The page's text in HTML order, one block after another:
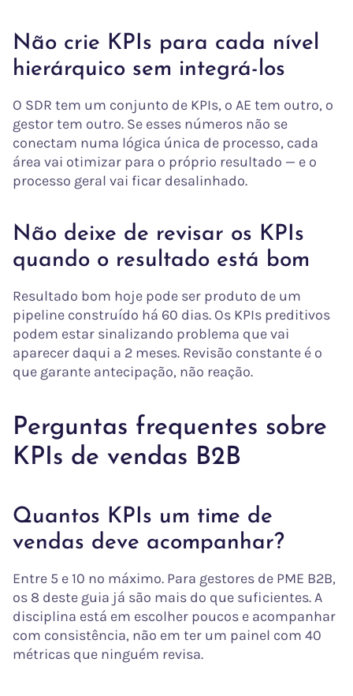
Não crie KPIs para cada nível
hierárquico sem integrá-los
O SDR tem um conjunto de KPIs, o AE tem outro, o
gestor tem outro. Se esses números não se
conectam numa lógica única de processo, cada
área vai otimizar para o próprio resultado — e o
processo geral vai ficar desalinhado.
Não deixe de revisar os KPIs
quando o resultado está bom
Resultado bom hoje pode ser produto de um
pipeline construído há 60 dias. Os KPIs preditivos
podem estar sinalizando problema que vai
aparecer daqui a 2 meses. Revisão constante é o
que garante antecipação, não reação.
Perguntas frequentes sobre
KPIs de vendas B2B
Quantos KPIs um time de
vendas deve acompanhar?
Entre 5 e 10 no máximo. Para gestores de PME B2B,
os 8 deste guia já são mais do que suficientes. A
disciplina está em escolher poucos e acompanhar
com consistência, não em ter um painel com 40
métricas que ninguém revisa.